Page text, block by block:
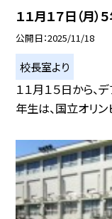
１１月１７日（月
公開日 2025/11/18
校長室より
１１月１５日から、
年生は、国立オリン